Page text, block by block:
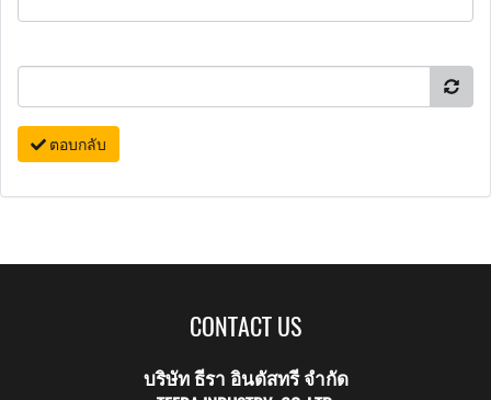
ตอบกลับ
CONTACT US
บริษัท ธีรา อินดัสทรี จำกัด